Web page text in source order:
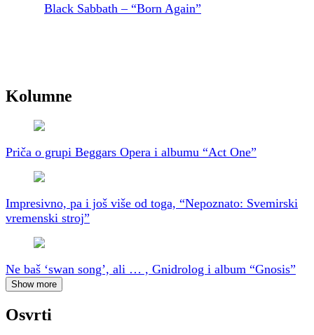
Black Sabbath – “Born Again”
Kolumne
Priča o grupi Beggars Opera i albumu “Act One”
Impresivno, pa i još više od toga, “Nepoznato: Svemirski
vremenski stroj”
Ne baš ‘swan song’, ali … , Gnidrolog i album “Gnosis”
Show more
Osvrti